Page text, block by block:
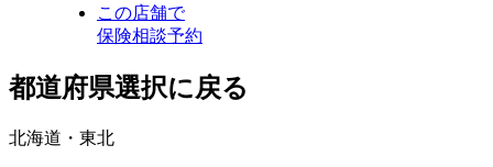
この店舗で
保険相談予約
都道府県選択に戻る
北海道・東北